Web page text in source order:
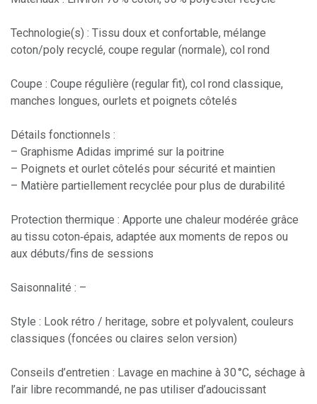
Technologie(s) : Tissu doux et confortable, mélange
coton/poly recyclé, coupe regular (normale), col rond
Coupe : Coupe régulière (regular fit), col rond classique,
manches longues, ourlets et poignets côtelés
Détails fonctionnels :
– Graphisme Adidas imprimé sur la poitrine
– Poignets et ourlet côtelés pour sécurité et maintien
– Matière partiellement recyclée pour plus de durabilité
Protection thermique : Apporte une chaleur modérée grâce
au tissu coton‑épais, adaptée aux moments de repos ou
aux débuts/fins de sessions
Saisonnalité : –
Style : Look rétro / heritage, sobre et polyvalent, couleurs
classiques (foncées ou claires selon version)
Conseils d’entretien : Lavage en machine à 30 °C, séchage à
l’air libre recommandé, ne pas utiliser d’adoucissant